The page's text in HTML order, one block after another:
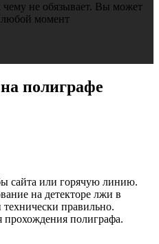
чему не обязывает. Вы может
любой момент
на полиграфе
сайта или горячую линию.
на детекторе лжи в
правильно.
прохождения полиграфа.